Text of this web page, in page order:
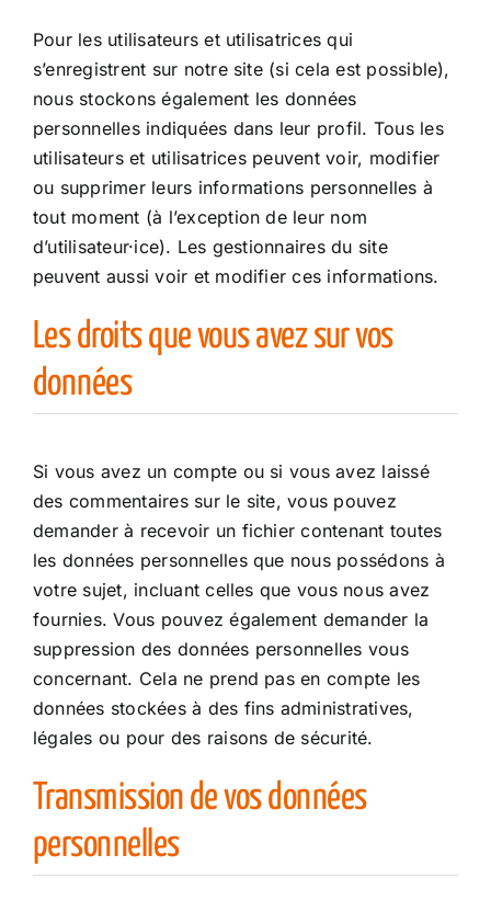
Pour les utilisateurs et utilisatrices qui
s’enregistrent sur notre site (si cela est possible),
nous stockons également les données
personnelles indiquées dans leur profil. Tous les
utilisateurs et utilisatrices peuvent voir, modifier
ou supprimer leurs informations personnelles à
tout moment (à l’exception de leur nom
d’utilisateur·ice). Les gestionnaires du site
peuvent aussi voir et modifier ces informations.
Les droits que vous avez sur vos
données
Si vous avez un compte ou si vous avez laissé
des commentaires sur le site, vous pouvez
demander à recevoir un fichier contenant toutes
les données personnelles que nous possédons à
votre sujet, incluant celles que vous nous avez
fournies. Vous pouvez également demander la
suppression des données personnelles vous
concernant. Cela ne prend pas en compte les
données stockées à des fins administratives,
légales ou pour des raisons de sécurité.
Transmission de vos données
personnelles